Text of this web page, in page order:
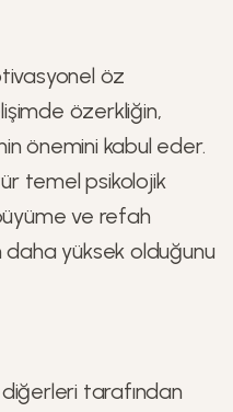
öz
özerkliğin,
önemini kabul eder.
temel psikolojik
ve refah
daha yüksek olduğunu
tarafından